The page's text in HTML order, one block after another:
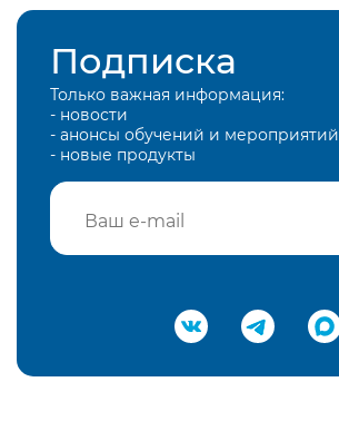
Подписка
Только важная информация:
- новости
- анонсы обучений и мероприятий
- новые продукты
Подтвердить e-mail